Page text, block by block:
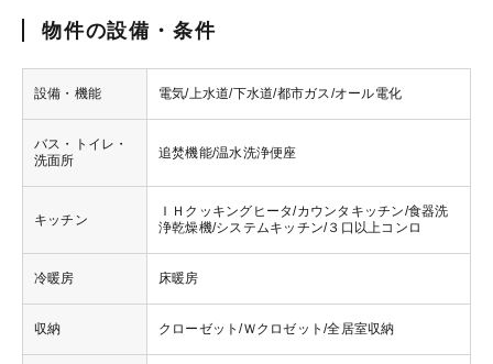
物件の設備・条件
設備・機能 電気/上水道/下水道/都市ガス/オール電化
バス・トイレ・
洗面所
追焚機能/温水洗浄便座
キッチン
ＩＨクッキングヒータ/カウンタキッチン/食器洗
浄乾燥機/システムキッチン/３口以上コンロ
冷暖房 床暖房
収納 クローゼット/Ｗクロゼット/全居室収納